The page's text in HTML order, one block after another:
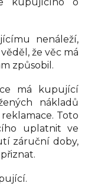
nenáleží,
že věc má
způsobil.
má kupující
nákladů
Toto
uplatnit ve
záruční doby,